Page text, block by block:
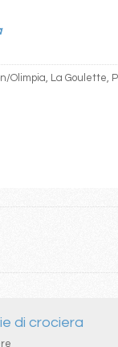
La Goulette,
di crociera